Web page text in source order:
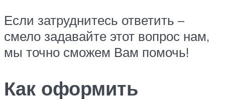
Если затруднитесь ответить –
смело задавайте этот вопрос нам,
мы точно сможем Вам помочь!
Как оформить